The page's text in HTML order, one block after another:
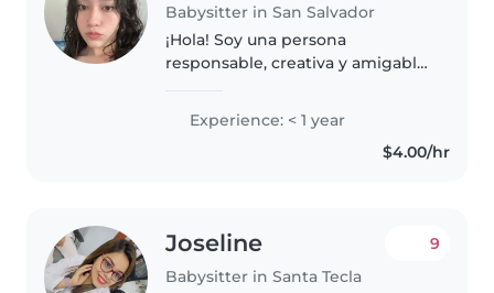
Babysitter in San Salvador
¡Hola! Soy una persona
responsable, creativa y amigable.
Me encanta dibujar, leer libros
Además, estoy cómoda con
Experience: < 1 year
$4.00/hr
Joseline
Babysitter in Santa Tecla
9